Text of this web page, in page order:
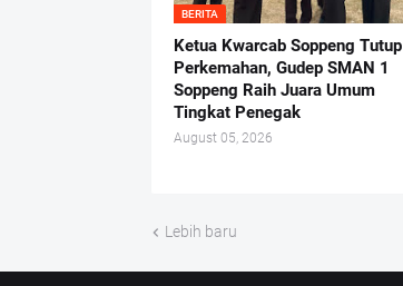
BERITA
Ketua Kwarcab Soppeng Tutup
Perkemahan, Gudep SMAN 1
Soppeng Raih Juara Umum
Tingkat Penegak
August 05, 2026
Lebih baru